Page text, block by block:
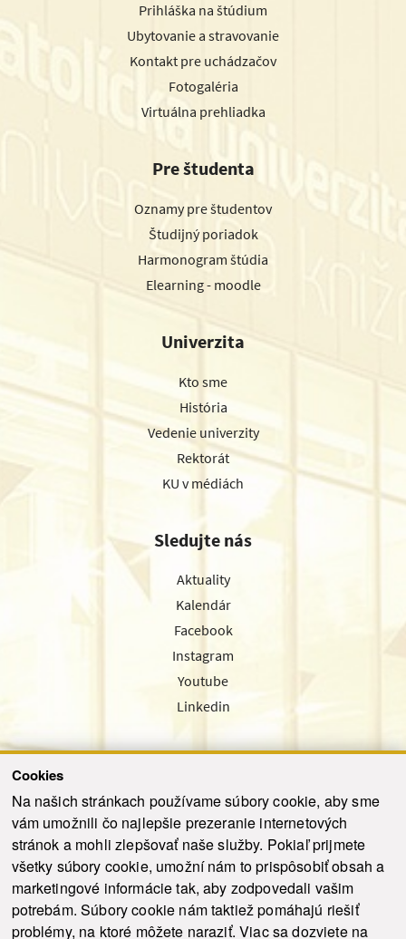
Cookies
Na našich stránkach používame súbory cookie, aby sme
vám umožnili čo najlepšie prezeranie internetových
stránok a mohli zlepšovať naše služby. Pokiaľ prijmete
všetky súbory cookie, umožní nám to prispôsobiť obsah a
marketingové informácie tak, aby zodpovedali vašim
potrebám. Súbory cookie nám taktiež pomáhajú riešiť
problémy, na ktoré môžete naraziť. Viac sa dozviete na
Prihláška na štúdium
Ubytovanie a stravovanie
Kontakt pre uchádzačov
Fotogaléria
Virtuálna prehliadka
Pre študenta
Oznamy pre študentov
Študijný poriadok
Harmonogram štúdia
Elearning - moodle
Univerzita
Kto sme
História
Vedenie univerzity
Rektorát
KU v médiách
Sledujte nás
Aktuality
Kalendár
Facebook
Instagram
Youtube
Linkedin
Odoslať